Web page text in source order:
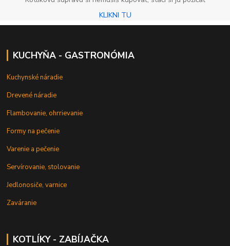
KLIKNI TU
KUCHYŇA - GASTRONÓMIA
Kuchynské náradie
Drevené náradie
Flambovanie, ohrrievanie
Formy na pečenie
Varenie a pečenie
Servírovanie, stolovanie
Jedlonosiče, varnice
Zaváranie
KOTLÍKY - ZABÍJAČKA